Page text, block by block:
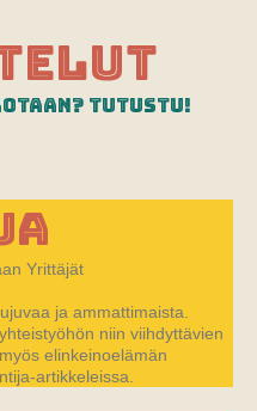
Tutustu!
Yrittäjät
ja ammattimaista.
niin viihdyttävien
elinkeinoelämän
artikkeleissa.